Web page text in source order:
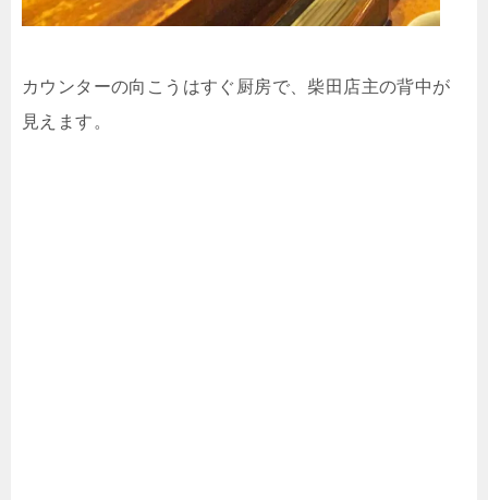
カウンターの向こうはすぐ厨房で、柴田店主の背中が
見えます。